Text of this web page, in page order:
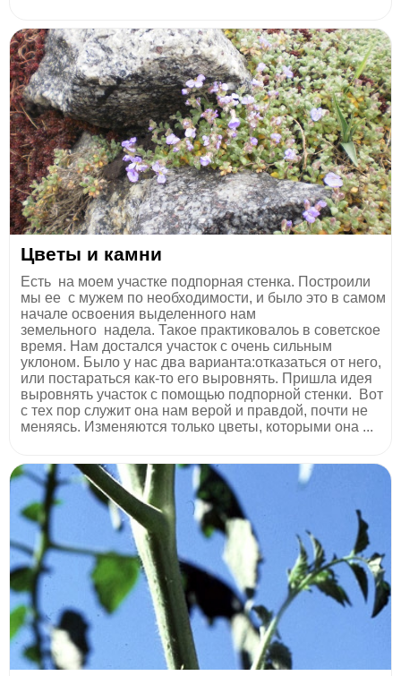
Цветы и камни
Есть на моем участке подпорная стенка. Построили
мы ее с мужем по необходимости, и было это в самом
начале освоения выделенного нам
земельного надела. Такое практиковалоь в советское
время. Нам достался участок с очень сильным
уклоном. Было у нас два варианта:отказаться от него,
или постараться как-то его выровнять. Пришла идея
выровнять участок с помощью подпорной стенки. Вот
с тех пор служит она нам верой и правдой, почти не
меняясь. Изменяются только цветы, которыми она ...